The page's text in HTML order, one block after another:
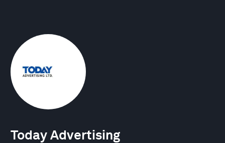
Today Advertising